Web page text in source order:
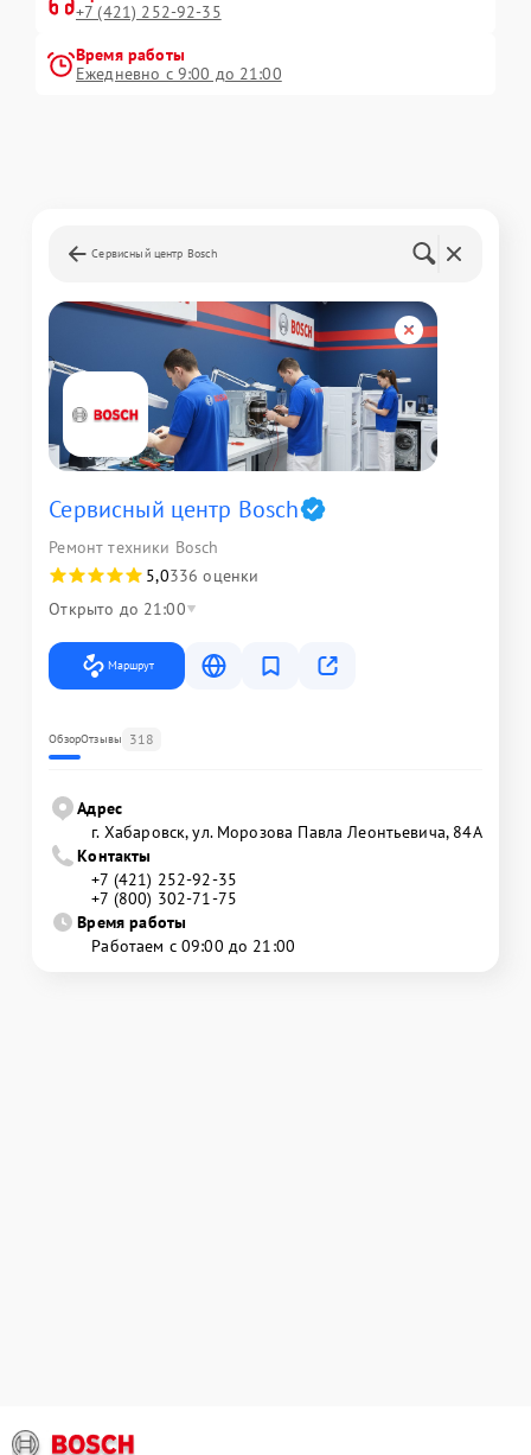
+7 (421) 252-92-35
Время работы
Ежедневно с 9:00 до 21:00
Сервисный центр Bosch
Сервисный центр Bosch
Ремонт техники Bosch
5,0336 оценки
Открыто до 21:00
Маршрут
ОбзорОтзывы 318
Адрес
г. Хабаровск, ул. Морозова Павла Леонтьевича, 84А
Контакты
+7 (421) 252-92-35
+7 (800) 302-71-75
Время работы
Работаем с 09:00 до 21:00